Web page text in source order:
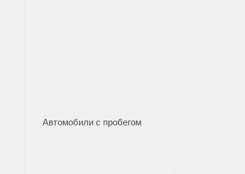
Автомобили с пробегом